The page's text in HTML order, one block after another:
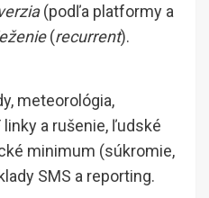
(podľa platformy a
(recurrent).
meteorológia,
linky a rušenie, ľudské
minimum (súkromie,
SMS a reporting.